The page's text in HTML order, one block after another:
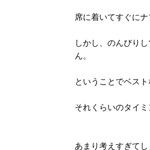
席に着いてすぐに
しかし、のんびり
ん。
ということでベス
それくらいのタイ
あまり考えすぎて